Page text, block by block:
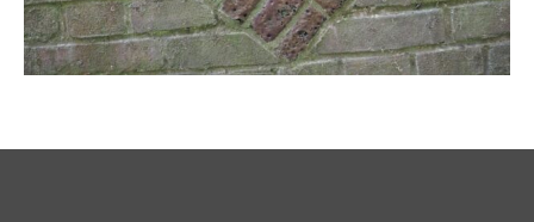
Publicaties